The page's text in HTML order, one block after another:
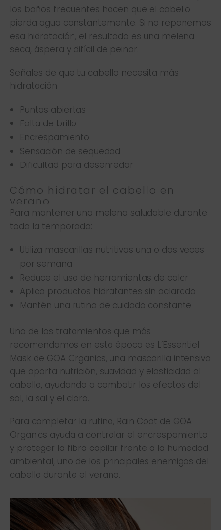
los baños frecuentes hacen que el cabello
pierda agua constantemente. Si no reponemos
esa hidratación, el resultado es una melena
seca, áspera y difícil de peinar.
Señales de que tu cabello necesita más
hidratación
Puntas abiertas
Falta de brillo
Encrespamiento
Sensación de sequedad
Dificultad para desenredar
Cómo hidratar el cabello en
verano
Para mantener una melena saludable durante
toda la temporada:
Utiliza mascarillas nutritivas una o dos veces
por semana
Reduce el uso de herramientas de calor
Aplica productos hidratantes sin aclarado
Mantén una rutina de cuidado constante
Uno de los tratamientos que más
recomendamos en esta época es L’Essentiel
Mask de GOA Organics, una mascarilla intensiva
que aporta nutrición, suavidad y elasticidad al
cabello, ayudando a combatir los efectos del
sol, la sal y el cloro.
Para completar la rutina, Rain Coat de GOA
Organics ayuda a controlar el encrespamiento
y proteger la fibra capilar frente a la humedad
ambiental, uno de los principales enemigos del
cabello durante el verano.